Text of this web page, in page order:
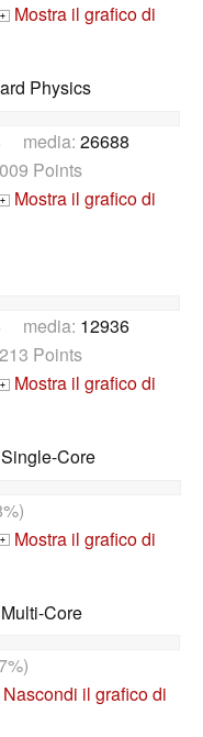
+ Mostra il grafico di
Physics
media: 26688
Points
+ Mostra il grafico di
media: 12936
Points
+ Mostra il grafico di
Core
+ Mostra il grafico di
Core
il grafico di